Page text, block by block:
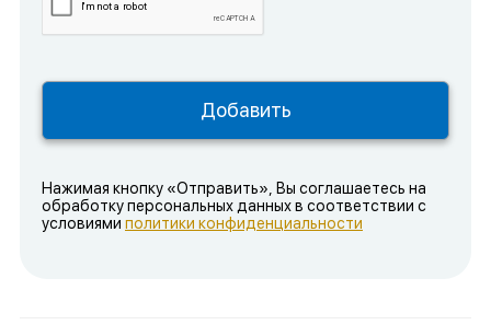
Нажимая кнопку «Отправить», Вы соглашаетесь на
обработку персональных данных в соответствии с
условиями политики конфиденциальности